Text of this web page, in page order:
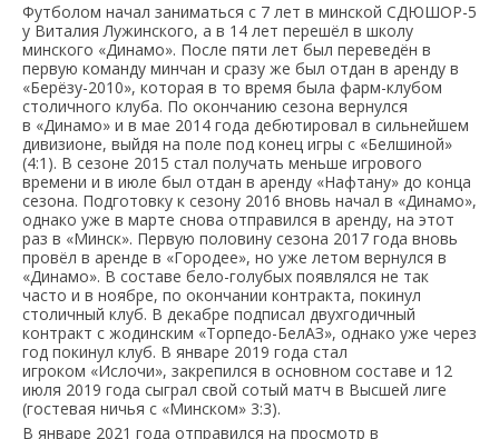
Футболом начал заниматься с 7 лет в минской СДЮШОР-5
у Виталия Лужинского, а в 14 лет перешёл в школу
минского «Динамо». После пяти лет был переведён в
первую команду минчан и сразу же был отдан в аренду в
«Берёзу-2010», которая в то время была фарм-клубом
столичного клуба. По окончанию сезона вернулся
в «Динамо» и в мае 2014 года дебютировал в сильнейшем
дивизионе, выйдя на поле под конец игры с «Белшиной»
(4:1). В сезоне 2015 стал получать меньше игрового
времени и в июле был отдан в аренду «Нафтану» до конца
сезона. Подготовку к сезону 2016 вновь начал в «Динамо»,
однако уже в марте снова отправился в аренду, на этот
раз в «Минск». Первую половину сезона 2017 года вновь
провёл в аренде в «Городее», но уже летом вернулся в
«Динамо». В составе бело-голубых появлялся не так
часто и в ноябре, по окончании контракта, покинул
столичный клуб. В декабре подписал двухгодичный
контракт с жодинским «Торпедо-БелАЗ», однако уже через
год покинул клуб. В январе 2019 года стал
игроком «Ислочи», закрепился в основном составе и 12
июля 2019 года сыграл свой сотый матч в Высшей лиге
(гостевая ничья с «Минском» 3:3).
В январе 2021 года отправился на просмотр в